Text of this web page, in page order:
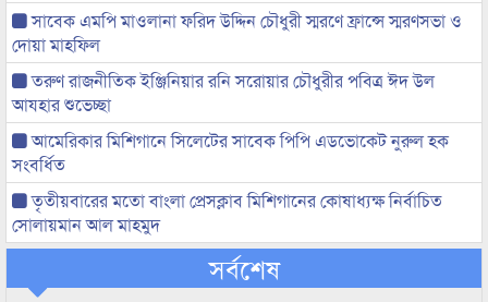
সাবেক এমপি মাওলানা ফরিদ উদ্দিন চৌধুরী স্মরণে ফ্রান্সে স্মরণসভা ও
দোয়া মাহফিল
তরুণ রাজনীতিক ইঞ্জিনিয়ার রনি সরোয়ার চৌধুরীর পবিত্র ঈদ উল
আযহার শুভেচ্ছা
আমেরিকার মিশিগানে সিলেটের সাবেক পিপি এডভোকেট নুরুল হক
সংবর্ধিত
তৃতীয়বারের মতো বাংলা প্রেসক্লাব মিশিগানের কোষাধ্যক্ষ নির্বাচিত
সোলায়মান আল মাহমুদ
সর্বশেষ